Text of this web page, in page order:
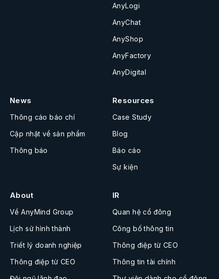
AnyLogi
AnyChat
AnyShop
AnyFactory
AnyDigital
News
Thông cáo báo chí
Cập nhật về sản phẩm
Thông báo
Resources
Case Study
Blog
Báo cáo
Sự kiện
About
Về AnyMind Group
Lịch sử hình thành
Triết lý doanh nghiệp
Thông điệp từ CEO
IR
Quan hệ cổ đông
Công bố thông tin
Thông điệp từ CEO
Thông tin tài chính